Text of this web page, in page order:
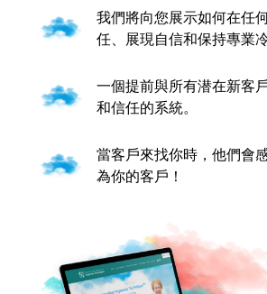
我們將向您展示如何在任
任、展現自信和保持專業冷
一個提前與所有潜在新客
和信任的系統。
當客戶來找你時，他們會
為你的客戶！